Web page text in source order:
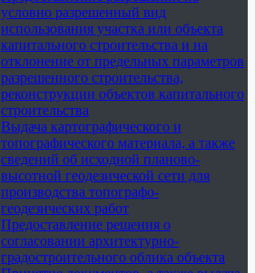
условно разрешенный вид
использования участка или объекта
капитального строительства и на
отклонение от предельных параметров
разрешенного строительства,
реконструкции объектов капитального
строительства
Выдача картографического и
топографического материала, а также
сведений об исходной планово-
высотной геодезической сети для
производства топографо-
геодезических работ
Предоставление решения о
согласовании архитектурно-
градостроительного облика объекта